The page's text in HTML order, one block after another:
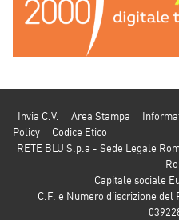
Invia C.V. Area Stampa
Policy
Codice Etico
RETE BLU S.p.a - Sede Legale
Capitale sociale
C.F. e Numero d’iscrizione